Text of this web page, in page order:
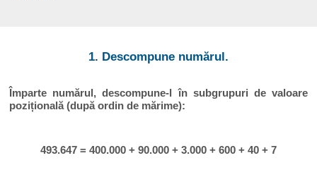
1. Descompune numărul.
Împarte numărul, descompune-l în subgrupuri de valoare
pozițională (după ordin de mărime):
493.647 = 400.000 + 90.000 + 3.000 + 600 + 40 + 7